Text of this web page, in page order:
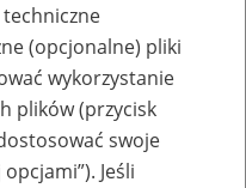
(opcjonalne) pliki
wykorzystanie
plików (przycisk
swoje
Jeśli